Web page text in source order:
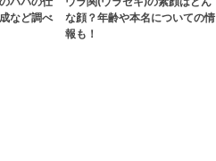
など調べ
な顔？年齢や本名についての情
報も！